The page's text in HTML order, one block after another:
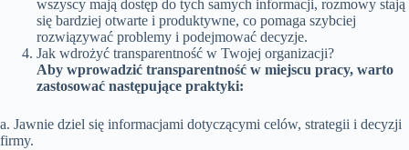
wszyscy mają dostęp do tych samych informacji, rozmowy stają
się bardziej otwarte i produktywne, co pomaga szybciej
rozwiązywać problemy i podejmować decyzje.
Jak wdrożyć transparentność w Twojej organizacji?
Aby wprowadzić transparentność w miejscu pracy, warto
zastosować następujące praktyki:
a. Jawnie dziel się informacjami dotyczącymi celów, strategii i decyzji
firmy.